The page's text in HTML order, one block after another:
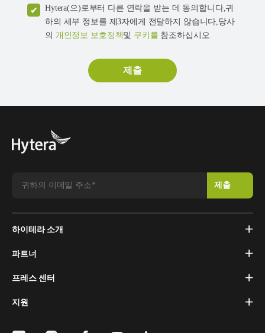
Hytera(으)로부터 다른 연락을 받는 데 동의합니다,귀
하의 세부 정보를 제3자에게 전달하지 않습니다,당사
의 개인정보 보호정책및 쿠키를 참조하십시오
하이테라 소개
파트너
프레스 센터
지원